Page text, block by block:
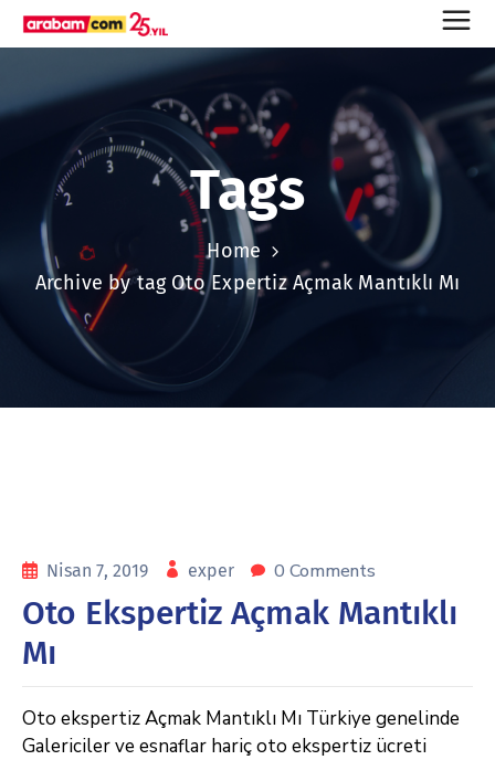
Tags
Home
Archive by tag Oto Expertiz Açmak Mantıklı Mı
Nisan 7, 2019 exper 0 Comments
Oto Ekspertiz Açmak Mantıklı
Mı
Oto ekspertiz Açmak Mantıklı Mı Türkiye genelinde
Galericiler ve esnaflar hariç oto ekspertiz ücreti